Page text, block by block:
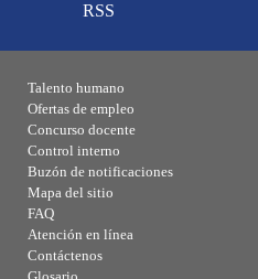
RSS
Talento humano
Ofertas de empleo
Concurso docente
Control interno
Buzón de notificaciones
Mapa del sitio
FAQ
Atención en línea
Contáctenos